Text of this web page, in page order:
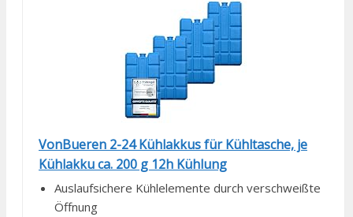
VonBueren 2-24 Kühlakkus für Kühltasche, je
Kühlakku ca. 200 g 12h Kühlung
Auslaufsichere Kühlelemente durch verschweißte
Öffnung